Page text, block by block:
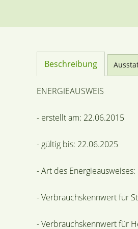
Beschreibung
ENERGIEAUSWEIS
- erstellt am: 22.06.2015
- gültig bis: 22.06.2025
- Art des
- Verbrauchskennwert für
- Verbrauchskennwert für